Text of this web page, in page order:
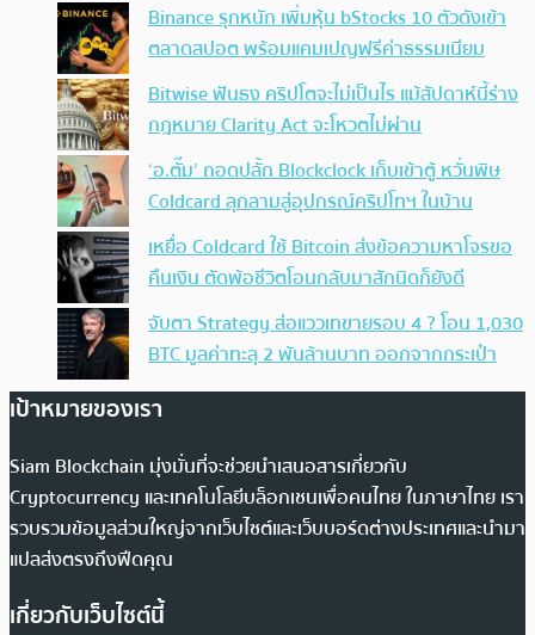
Binance รุกหนัก เพิ่มหุ้น bStocks 10 ตัวดังเข้า
ตลาดสปอต พร้อมแคมเปญฟรีค่าธรรมเนียม
Bitwise ฟันธง คริปโตจะไม่เป็นไร แม้สัปดาห์นี้ร่าง
กฎหมาย Clarity Act จะโหวตไม่ผ่าน
‘อ.ตั๊ม’ ถอดปลั้ก Blockclock เก็บเข้าตู้ หวั่นพิษ
Coldcard ลุกลามสู่อุปกรณ์คริปโทฯ ในบ้าน
เหยื่อ Coldcard ใช้ Bitcoin ส่งข้อความหาโจรขอ
คืนเงิน ตัดพ้อชีวิตโอนกลับมาสักนิดก็ยังดี
จับตา Strategy ส่อแววเทขายรอบ 4 ? โอน 1,030
BTC มูลค่าทะลุ 2 พันล้านบาท ออกจากกระเป๋า
เป้าหมายของเรา
Siam Blockchain มุ่งมั่นที่จะช่วยนำเสนอสารเกี่ยวกับ
Cryptocurrency และเทคโนโลยีบล็อกเชนเพื่อคนไทย ในภาษาไทย เรา
รวบรวมข้อมูลส่วนใหญ่จากเว็บไซต์และเว็บบอร์ดต่างประเทศและนำมา
แปลส่งตรงถึงฟีดคุณ
เกี่ยวกับเว็บไซต์นี้